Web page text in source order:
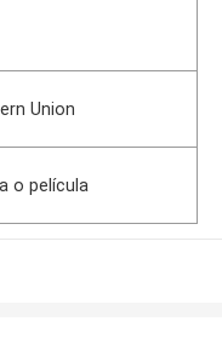
Union
o película